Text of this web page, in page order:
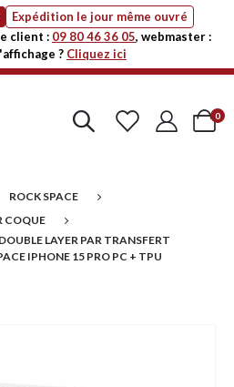
Expédition le jour même ouvré
client : 09 80 46 36 05, webmaster :
? Cliquez ici
Cart
0
ROCK SPACE
COQUE
LAYER PAR TRANSFERT
IPHONE 15 PRO PC + TPU